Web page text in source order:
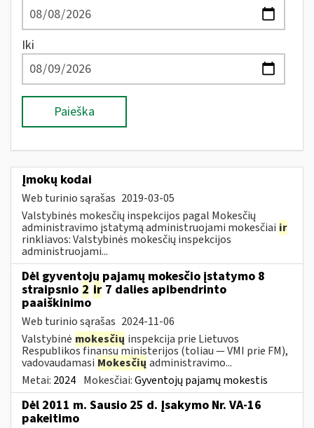
Iki
Paieška
Įmokų kodai
Web turinio sąrašas 2019-03-05
Valstybinės mokesčių inspekcijos pagal Mokesčių
administravimo įstatymą administruojami mokesčiai ir
rinkliavos: Valstybinės mokesčių inspekcijos
administruojami...
Dėl gyventojų pajamų mokesčio įstatymo 8
straipsnio 2 ir 7 dalies apibendrinto
paaiškinimo
Web turinio sąrašas 2024-11-06
Valstybinė mokesčių inspekcija prie Lietuvos
Respublikos finansų ministerijos (toliau — VMI prie FM),
vadovaudamasi Mokesčių administravimo...
Metai: 2024 Mokesčiai:Gyventojų pajamų mokestis
Dėl 2011 m. Sausio 25 d. Įsakymo Nr. VA-16
pakeitimo